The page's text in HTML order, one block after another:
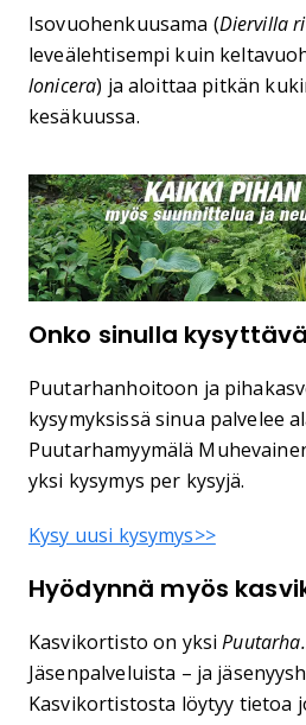
Isovuohenkuusama (Diervilla
leveälehtisempi kuin
lonicera) ja aloittaa pitkän
kesäkuussa.
Onko sinulla
Puutarhanhoitoon ja
kysymyksissä sinua palvelee
Puutarhamyymälä
yksi kysymys per kysyjä.
Kysy uusi kysymys>>
Hyödynnä myös
Kasvikortisto on yksi
Jäsenpalveluista – ja
Kasvikortistosta löytyy tietoa